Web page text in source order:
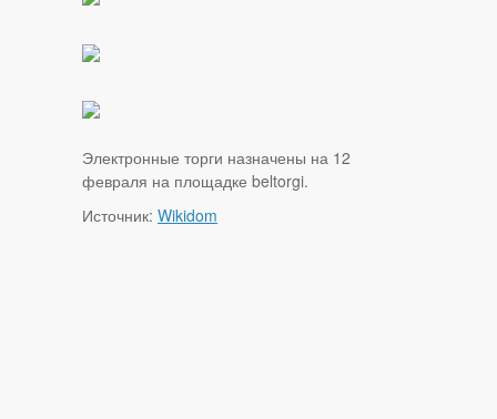
Электронные торги назначены на 12
февраля на площадке beltorgi.
Источник: Wikidom